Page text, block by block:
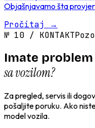
Objašnjavamo šta
Pročitaj →
№ 10 / KONTAKT
Imate problem
sa vozilom?
Za pregled, servis ili
pošaljite poruku. Ako
model vozila.